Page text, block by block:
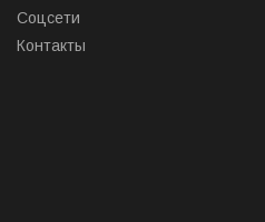
Соцсети
Контакты